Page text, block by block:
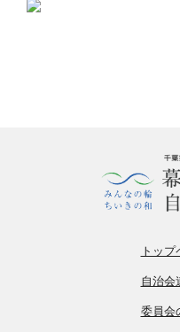
トップ
自治会
委員会